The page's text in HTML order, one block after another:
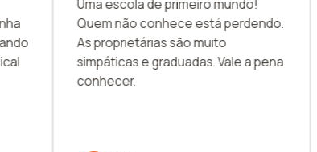
Sou muito grata por todo o carinho
e ensino que minha filha recebe.
Recomendo de olhos fechados!
escola:
meus